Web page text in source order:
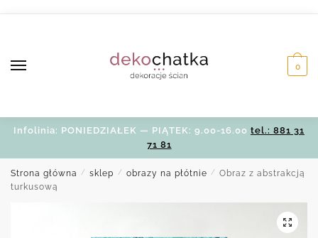
0
Infolinia: PONIEDZIAŁEK — PIĄTEK: 9.00-16.00 tel.: 881 31
71 81
Strona główna / sklep / obrazy na płótnie / Obraz z abstrakcją
turkusową